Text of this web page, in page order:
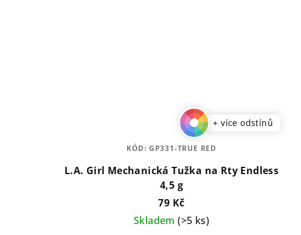
+ více odstínů
L.A. Girl Mechanická Tužka na Rty Endless
4,5 g
79 Kč
Skladem(>5 ks)
KÓD: GP331-TRUE RED